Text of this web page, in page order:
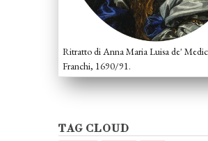
Ritratto di Anna Maria Luisa de'
Franchi, 1690/91.
TAG CLOUD